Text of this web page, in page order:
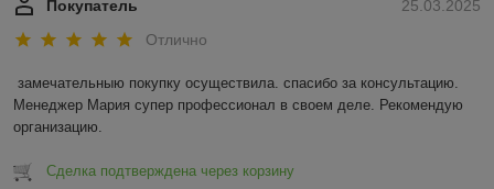
25.03.2025
Покупатель
Отлично
замечательныю покупку осуществила. спасибо за консультацию.
Менеджер Мария супер профессионал в своем деле. Рекомендую
организацию.
Сделка подтверждена через корзину